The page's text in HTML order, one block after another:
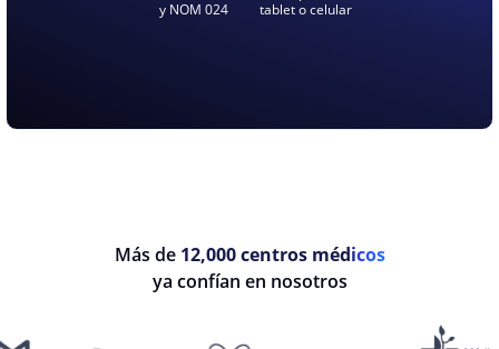
y NOM 024
tablet o celular
Más de 12,000 centros médicos
ya confían en nosotros